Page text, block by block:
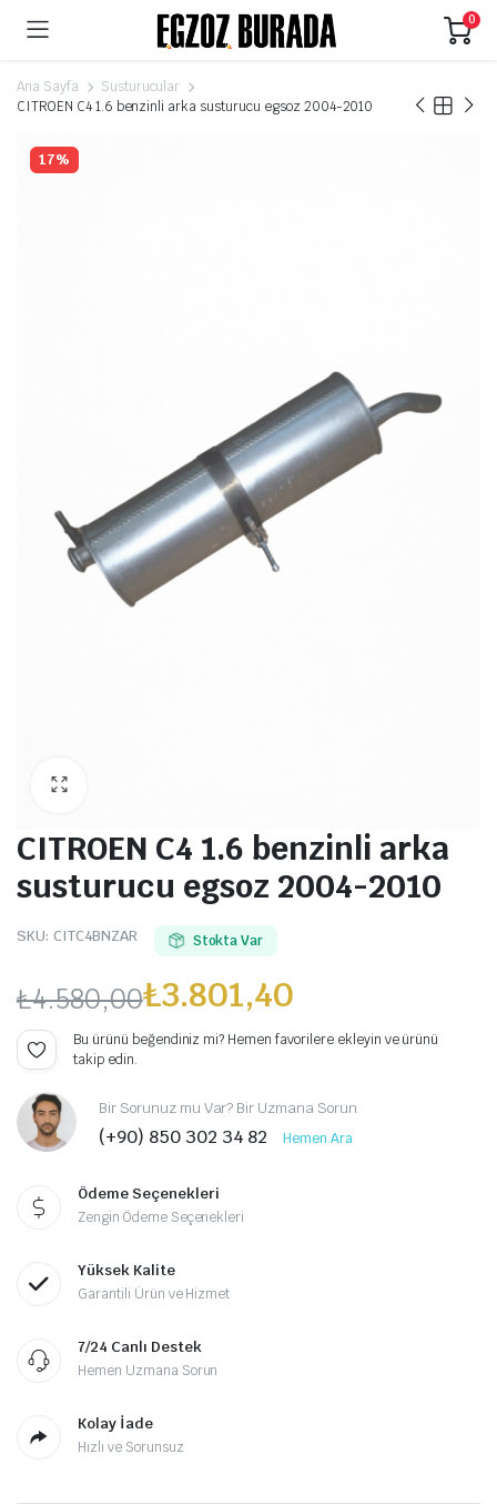
0
Ana Sayfa
Susturucular
CITROEN C4 1.6 benzinli arka susturucu egsoz 2004-2010
17%
CITROEN C4 1.6 benzinli arka
susturucu egsoz 2004-2010
SKU: CITC4BNZAR Stokta Var
₺4.580,00
Orijinal
fiyat:
₺4.580,00.
₺3.801,40
Şu
andaki
fiyat:
₺3.801,40.
Bu ürünü beğendiniz mi? Hemen favorilere ekleyin ve ürünü
takip edin.
Bir Sorunuz mu Var? Bir Uzmana Sorun
(+90) 850 302 34 82 Hemen Ara
Ödeme Seçenekleri
Zengin Ödeme Seçenekleri
Yüksek Kalite
Garantili Ürün ve Hizmet
7/24 Canlı Destek
Hemen Uzmana Sorun
Kolay İade
Hızlı ve Sorunsuz